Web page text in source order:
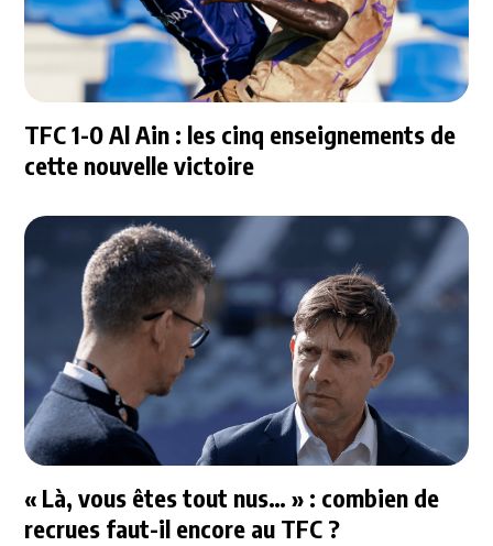
TFC 1-0 Al Ain : les cinq enseignements de
cette nouvelle victoire
« Là, vous êtes tout nus… » : combien de
recrues faut-il encore au TFC ?